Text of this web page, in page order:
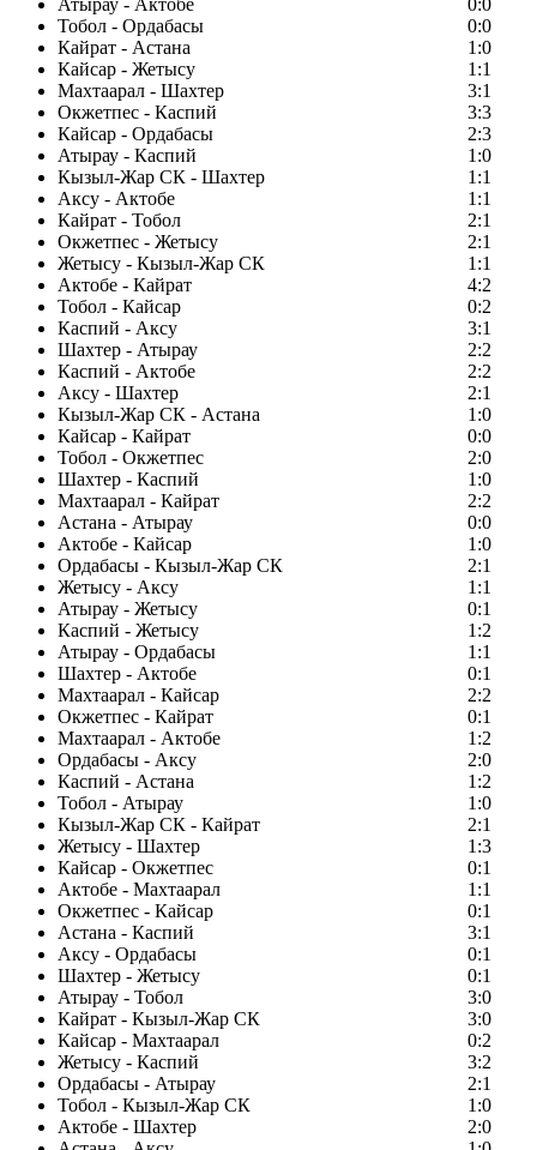
Атырау - Актобе
0:0
Тобол - Ордабасы
0:0
Кайрат - Астана
1:0
Кайсар - Жетысу
1:1
Махтаарал - Шахтер
3:1
Окжетпес - Каспий
3:3
Кайсар - Ордабасы
2:3
Атырау - Каспий
1:0
Кызыл-Жар СК - Шахтер
1:1
Аксу - Актобе
1:1
Кайрат - Тобол
2:1
Окжетпес - Жетысу
2:1
Жетысу - Кызыл-Жар СК
1:1
Актобе - Кайрат
4:2
Тобол - Кайсар
0:2
Каспий - Аксу
3:1
Шахтер - Атырау
2:2
Каспий - Актобе
2:2
Аксу - Шахтер
2:1
Кызыл-Жар СК - Астана
1:0
Кайсар - Кайрат
0:0
Тобол - Окжетпес
2:0
Шахтер - Каспий
1:0
Махтаарал - Кайрат
2:2
Астана - Атырау
0:0
Актобе - Кайсар
1:0
Ордабасы - Кызыл-Жар СК
2:1
Жетысу - Аксу
1:1
Атырау - Жетысу
0:1
Каспий - Жетысу
1:2
Атырау - Ордабасы
1:1
Шахтер - Актобе
0:1
Махтаарал - Кайсар
2:2
Окжетпес - Кайрат
0:1
Махтаарал - Актобе
1:2
Ордабасы - Аксу
2:0
Каспий - Астана
1:2
Тобол - Атырау
1:0
Кызыл-Жар СК - Кайрат
2:1
Жетысу - Шахтер
1:3
Кайсар - Окжетпес
0:1
Актобе - Махтаарал
1:1
Окжетпес - Кайсар
0:1
Астана - Каспий
3:1
Аксу - Ордабасы
0:1
Шахтер - Жетысу
0:1
Атырау - Тобол
3:0
Кайрат - Кызыл-Жар СК
3:0
Кайсар - Махтаарал
0:2
Жетысу - Каспий
3:2
Ордабасы - Атырау
2:1
Тобол - Кызыл-Жар СК
1:0
Актобе - Шахтер
2:0